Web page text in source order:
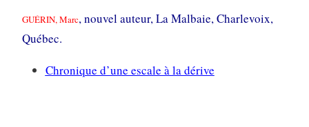
GUÉRIN, Marc, nouvel auteur, La Malbaie, Charlevoix,
Québec.
Chronique d’une escale à la dérive